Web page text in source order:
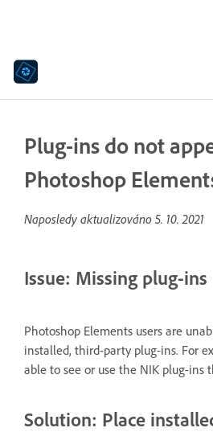
Plug-ins do not
Photoshop
Naposledy aktualizováno 5. 10. 2021
Issue: Missing plug-ins
Photoshop Elements users are
installed, third-party plug-ins. For
able to see or use the NIK plug-ins
Solution: Place